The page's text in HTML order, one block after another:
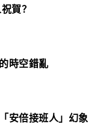
賀？
時空錯亂
安倍接班人」幻象